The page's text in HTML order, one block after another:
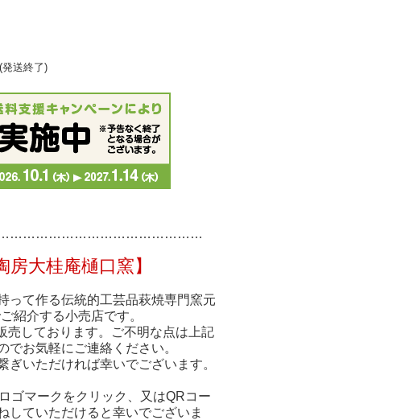
送終了)
…………… ………
房大桂庵樋口窯】
って作る伝統的工芸品萩焼専門窯元
紹介する小売店です。
売しております。ご不明な点は上記
お気軽にご連絡ください。
いただければ幸いでございます。
ゴマークをクリック、又はQRコー
していただけると幸いでございま